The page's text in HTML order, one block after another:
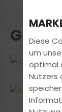
Diese
um
optimal
Nutzers